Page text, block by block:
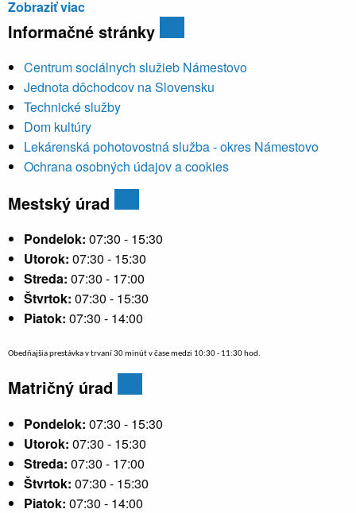
Zobraziť viac
Informačné stránky
Centrum sociálnych služieb Námestovo
Jednota dôchodcov na Slovensku
Technické služby
Dom kultúry
Lekárenská pohotovostná služba - okres Námestovo
Ochrana osobných údajov a cookies
Mestský úrad
Pondelok: 07:30 - 15:30
Utorok: 07:30 - 15:30
Streda: 07:30 - 17:00
Štvrtok: 07:30 - 15:30
Piatok: 07:30 - 14:00
Obedňajšia prestávka v trvaní 30 minút v čase medzi 10:30 - 11:30 hod.
Matričný úrad
Pondelok: 07:30 - 15:30
Utorok: 07:30 - 15:30
Streda: 07:30 - 17:00
Štvrtok: 07:30 - 15:30
Piatok: 07:30 - 14:00